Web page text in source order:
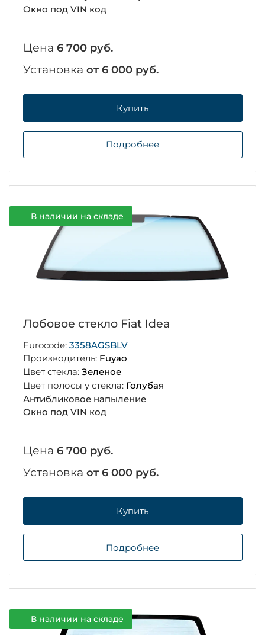
Окно под VIN код
Цена 6 700 руб.
Установка от 6 000 руб.
Купить
Подробнее
В наличии на складе
Лобовое стекло Fiat Idea
Eurocode: 3358AGSBLV
Производитель: Fuyao
Цвет стекла: Зеленое
Цвет полосы у стекла: Голубая
Антибликовое напыление
Окно под VIN код
Цена 6 700 руб.
Установка от 6 000 руб.
Купить
Подробнее
В наличии на складе